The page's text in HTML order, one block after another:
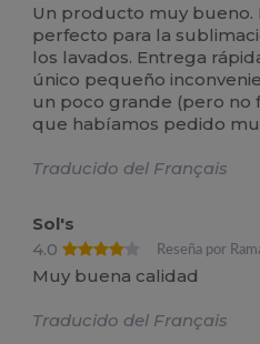
Un producto muy bueno.
perfecto para la
los lavados. Entrega
único pequeño
un poco grande (pero no
que habíamos pedido
Traducido del Français
Sol's
4.0
Reseña por
Muy buena calidad
Traducido del Français